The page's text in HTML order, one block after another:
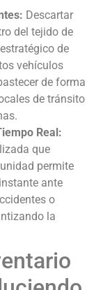
Descartar
del tejido de
de
vehículos
de forma
de tránsito
Real:
que
permite
ante
o
la